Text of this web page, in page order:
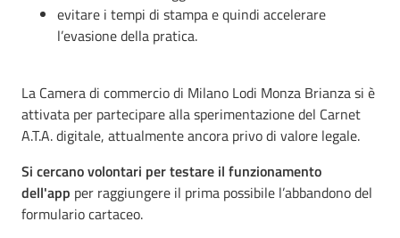
evitare i tempi di stampa e quindi accelerare
l’evasione della pratica.
La Camera di commercio di Milano Lodi Monza Brianza si è
attivata per partecipare alla sperimentazione del Carnet
A.T.A. digitale, attualmente ancora privo di valore legale.
Si cercano volontari per testare il funzionamento
dell'app per raggiungere il prima possibile l’abbandono del
formulario cartaceo.